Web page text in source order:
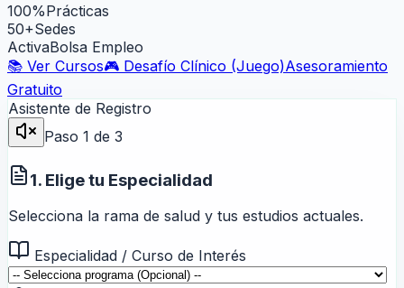
100%Prácticas
50+Sedes
ActivaBolsa Empleo
📚 Ver Cursos🎮 Desafío Clínico (Juego)Asesoramiento
Gratuito
Asistente de Registro
Paso 1 de 3
1. Elige tu Especialidad
Selecciona la rama de salud y tus estudios actuales.
Especialidad / Curso de Interés